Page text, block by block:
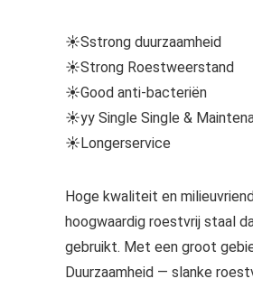
☀Sstrong duurzaamheid
☀Strong Roestweerstand
☀Good anti-bacteriën
☀yy Single Single &
☀Longerservice
Hoge kwaliteit en
hoogwaardig roestvrij staal
gebruikt. Met een groot
Duurzaamheid — slanke